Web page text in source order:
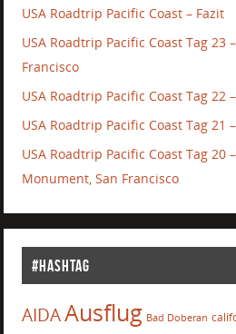
USA Roadtrip Pacific Coast – Fazit
USA Roadtrip Pacific Coast Tag 23
Francisco
USA Roadtrip Pacific Coast Tag 22
USA Roadtrip Pacific Coast Tag 21
USA Roadtrip Pacific Coast Tag 20
Monument, San Francisco
#Hashtag
AIDAAusflug Bad Doberan